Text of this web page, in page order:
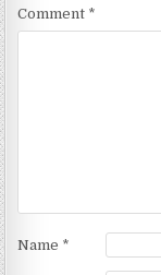
Comment *
Name *